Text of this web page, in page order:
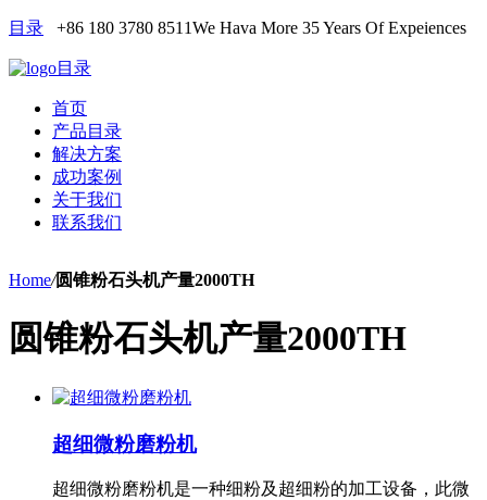
目录 +86 180 3780 8511We Hava More 35 Years Of Expeiences
目录
首页
产品目录
解决方案
成功案例
关于我们
联系我们
Home/圆锥粉石头机产量2000TH
圆锥粉石头机产量2000TH
超细微粉磨粉机
超细微粉磨粉机是一种细粉及超细粉的加工设备，此微